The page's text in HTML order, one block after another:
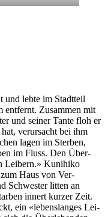
und lebte im Stadt­teil
Zusam­men mit
und sein­er Tante floh er
verur­sacht bei ihm
lagen im Ster­ben,
im Fluss. Den Über­
Leibern.» Kuni­hiko
zum Haus von Ver­
Schwest­er lit­ten an
innert kurz­er Zeit.
ein «lebenslanges Lei­